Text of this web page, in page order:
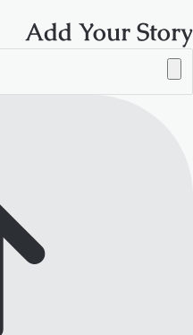
Add Your Story